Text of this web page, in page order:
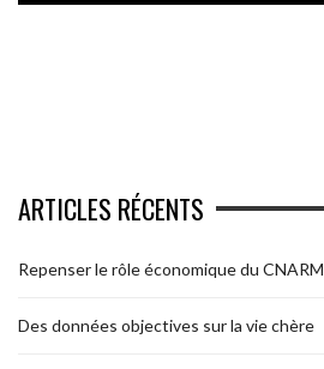
ARTICLES RÉCENTS
Repenser le rôle économique du CNARM
Des données objectives sur la vie chère